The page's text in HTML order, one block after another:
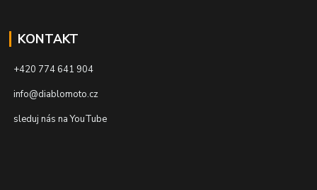
KONTAKT
+420 774 641 904
info@diablomoto.cz
sleduj nás na YouTube